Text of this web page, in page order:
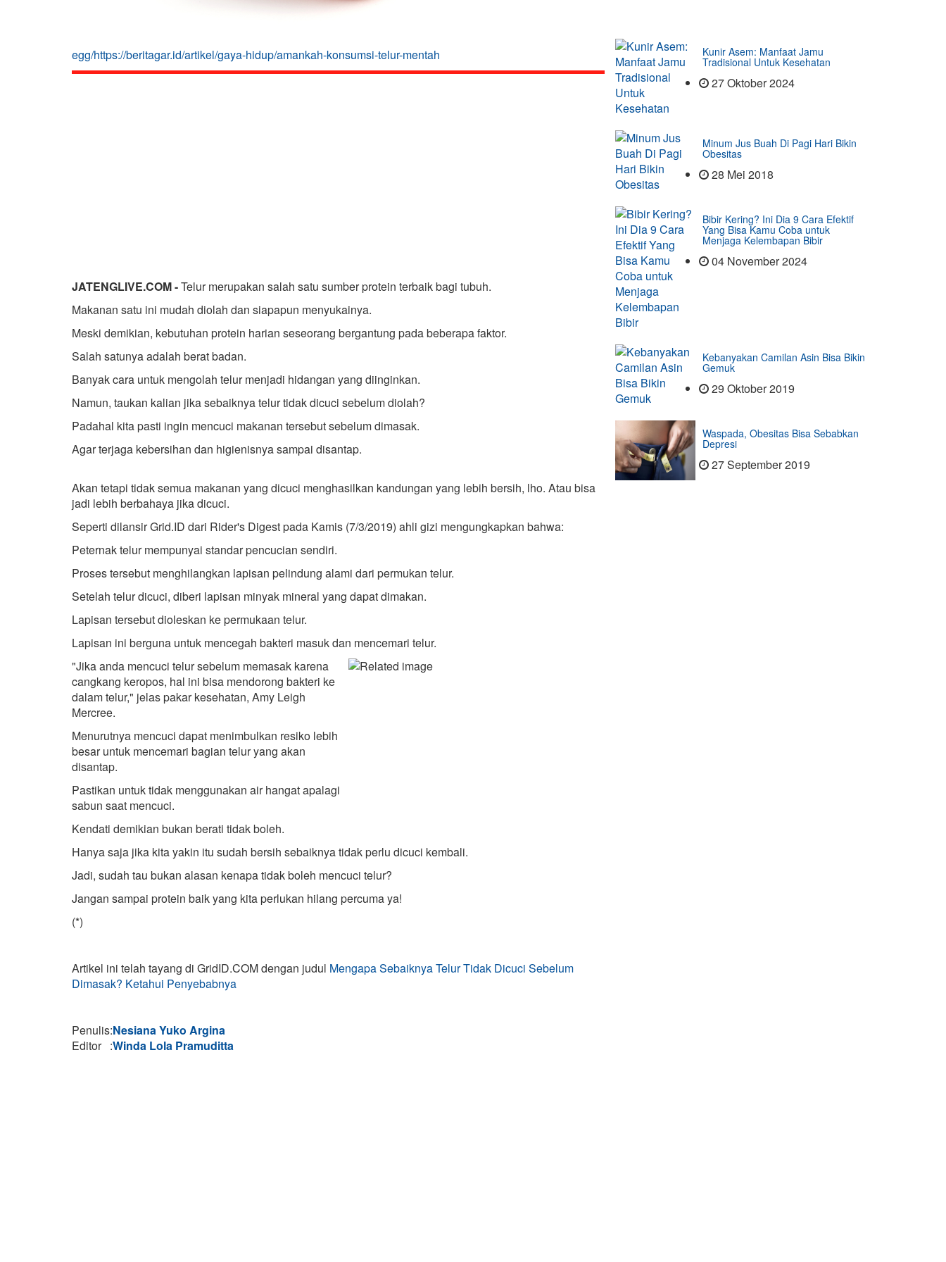
egg/https://beritagar.id/artikel/gaya-hidup/amankah-konsumsi-telur-mentah
JATENGLIVE.COM -Telur merupakan salah satu sumber protein terbaik bagi tubuh.
Makanan satu ini mudah diolah dan siapapun menyukainya.
Meski demikian, kebutuhan protein harian seseorang bergantung pada beberapa faktor.
Salah satunya adalah berat badan.
Banyak cara untuk mengolah telur menjadi hidangan yang diinginkan.
Namun, taukan kalian jika sebaiknya telur tidak dicuci sebelum diolah?
Padahal kita pasti ingin mencuci makanan tersebut sebelum dimasak.
Agar terjaga kebersihan dan higienisnya sampai disantap.
Akan tetapi tidak semua makanan yang dicuci menghasilkan kandungan yang lebih bersih, lho. Atau bisa
jadi lebih berbahaya jika dicuci.
Seperti dilansir Grid.ID dari Rider's Digest pada Kamis (7/3/2019) ahli gizi mengungkapkan bahwa:
Peternak telur mempunyai standar pencucian sendiri.
Proses tersebut menghilangkan lapisan pelindung alami dari permukan telur.
Setelah telur dicuci, diberi lapisan minyak mineral yang dapat dimakan.
Lapisan tersebut dioleskan ke permukaan telur.
Lapisan ini berguna untuk mencegah bakteri masuk dan mencemari telur.
"Jika anda mencuci telur sebelum memasak karena
cangkang keropos, hal ini bisa mendorong bakteri ke
dalam telur," jelas pakar kesehatan, Amy Leigh
Mercree.
Menurutnya mencuci dapat menimbulkan resiko lebih
besar untuk mencemari bagian telur yang akan
disantap.
Pastikan untuk tidak menggunakan air hangat apalagi
sabun saat mencuci.
Kendati demikian bukan berati tidak boleh.
Hanya saja jika kita yakin itu sudah bersih sebaiknya tidak perlu dicuci kembali.
Jadi, sudah tau bukan alasan kenapa tidak boleh mencuci telur?
Jangan sampai protein baik yang kita perlukan hilang percuma ya!
(*)
Artikel ini telah tayang di GridID.COM dengan judul Mengapa Sebaiknya Telur Tidak Dicuci Sebelum
Dimasak? Ketahui Penyebabnya
Penulis:Nesiana Yuko Argina
Editor :Winda Lola Pramuditta
Kunir Asem: Manfaat Jamu
Tradisional Untuk Kesehatan
27 Oktober 2024
Minum Jus Buah Di Pagi Hari Bikin
Obesitas
28 Mei 2018
Bibir Kering? Ini Dia 9 Cara Efektif
Yang Bisa Kamu Coba untuk
Menjaga Kelembapan Bibir
04 November 2024
Kebanyakan Camilan Asin Bisa Bikin
Gemuk
29 Oktober 2019
Waspada, Obesitas Bisa Sebabkan
Depresi
27 September 2019